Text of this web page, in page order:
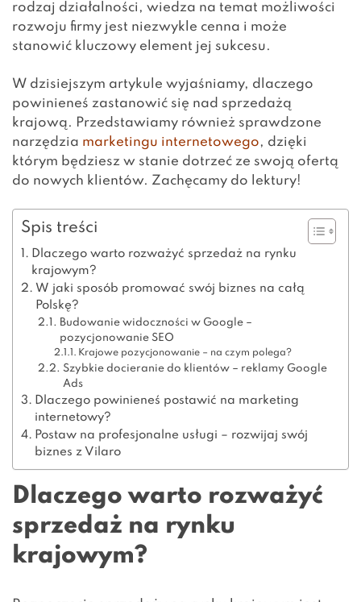
rodzaj działalności, wiedza na temat możliwości
rozwoju firmy jest niezwykle cenna i może
stanowić kluczowy element jej sukcesu.
W dzisiejszym artykule wyjaśniamy, dlaczego
powinieneś zastanowić się nad sprzedażą
krajową. Przedstawiamy również sprawdzone
narzędzia marketingu internetowego, dzięki
którym będziesz w stanie dotrzeć ze swoją ofertą
do nowych klientów. Zachęcamy do lektury!
Spis treści
Dlaczego warto rozważyć sprzedaż na rynku
krajowym?
W jaki sposób promować swój biznes na całą
Polskę?
Budowanie widoczności w Google –
pozycjonowanie SEO
Krajowe pozycjonowanie – na czym polega?
Szybkie docieranie do klientów – reklamy Google
Ads
Dlaczego powinieneś postawić na marketing
internetowy?
Postaw na profesjonalne usługi – rozwijaj swój
biznes z Vilaro
Dlaczego warto rozważyć
sprzedaż na rynku
krajowym?